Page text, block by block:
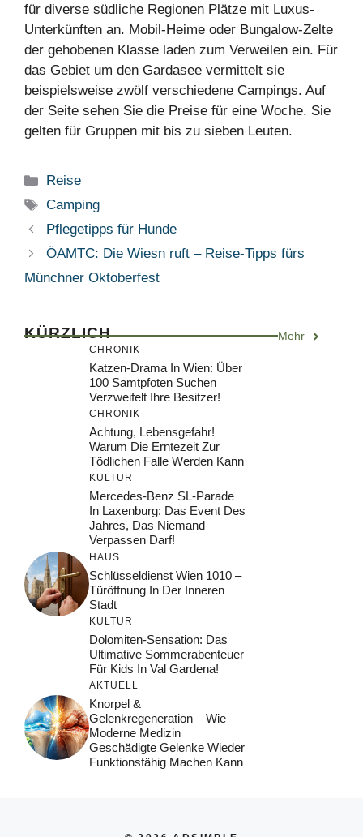
für diverse südliche Regionen Plätze mit Luxus-
Unterkünften an. Mobil-Heime oder Bungalow-Zelte
der gehobenen Klasse laden zum Verweilen ein. Für
das Gebiet um den Gardasee vermittelt sie
beispielsweise zwölf verschiedene Campings. Auf
der Seite sehen Sie die Preise für eine Woche. Sie
gelten für Gruppen mit bis zu sieben Leuten.
Kategorien
Reise
Schlagwörter
Camping
Pflegetipps für Hunde
ÖAMTC: Die Wiesn ruft – Reise-Tipps fürs
Münchner Oktoberfest
KÜRZLICH Mehr
CHRONIK
Katzen-Drama In Wien: Über
100 Samtpfoten Suchen
Verzweifelt Ihre Besitzer!
CHRONIK
Achtung, Lebensgefahr!
Warum Die Erntezeit Zur
Tödlichen Falle Werden Kann
KULTUR
Mercedes-Benz SL-Parade
In Laxenburg: Das Event Des
Jahres, Das Niemand
Verpassen Darf!
HAUS
Schlüsseldienst Wien 1010 –
Türöffnung In Der Inneren
Stadt
KULTUR
Dolomiten-Sensation: Das
Ultimative Sommerabenteuer
Für Kids In Val Gardena!
AKTUELL
Knorpel &
Gelenkregeneration – Wie
Moderne Medizin
Geschädigte Gelenke Wieder
Funktionsfähig Machen Kann